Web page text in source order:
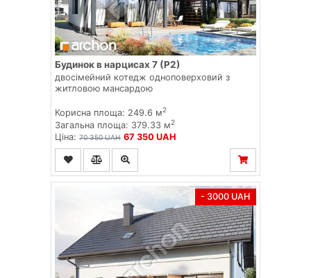
Будинок в нарцисах 7 (Р2)
двосімейний котедж одноповерховий з
житловою мансардою
Корисна площа: 249.6 м2
Загальна площа: 379.33 м2
Ціна: 70 350 UAH 67 350 UAH
- 3000 UAH